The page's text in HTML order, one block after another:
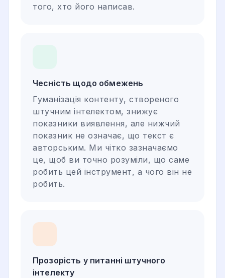
того, хто його написав.
Чесність щодо обмежень
Гуманізація контенту, створеного
штучним інтелектом, знижує
показники виявлення, але нижчий
показник не означає, що текст є
авторським. Ми чітко зазначаємо
це, щоб ви точно розуміли, що саме
робить цей інструмент, а чого він не
робить.
Прозорість у питанні штучного
інтелекту